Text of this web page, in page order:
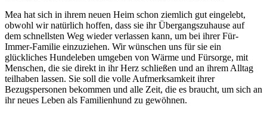
Mea hat sich in ihrem neuen Heim schon ziemlich gut eingelebt,
obwohl wir natürlich hoffen, dass sie ihr Übergangszuhause auf
dem schnellsten Weg wieder verlassen kann, um bei ihrer Für-
Immer-Familie einzuziehen. Wir wünschen uns für sie ein
glückliches Hundeleben umgeben von Wärme und Fürsorge, mit
Menschen, die sie direkt in ihr Herz schließen und an ihrem Alltag
teilhaben lassen. Sie soll die volle Aufmerksamkeit ihrer
Bezugspersonen bekommen und alle Zeit, die es braucht, um sich an
ihr neues Leben als Familienhund zu gewöhnen.